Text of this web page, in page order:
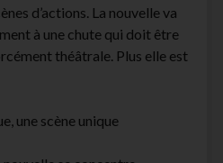
d’actions. La nouvelle va
à une chute qui doit être
théâtrale. Plus elle est
une scène unique